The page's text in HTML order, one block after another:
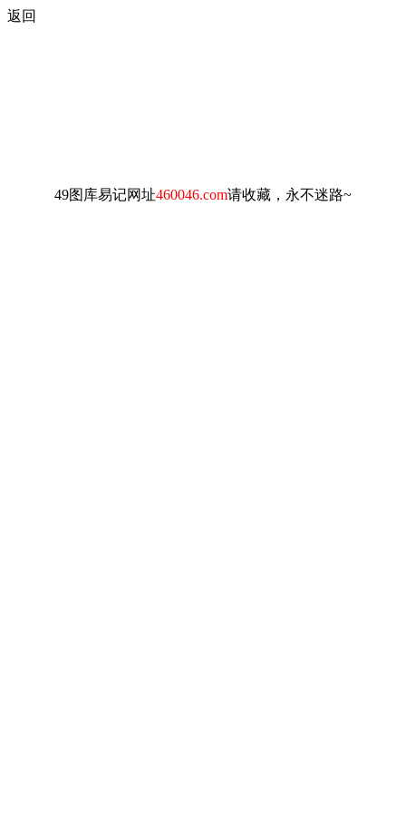
返回
49图库易记网址460046.com请收藏，永不迷路~